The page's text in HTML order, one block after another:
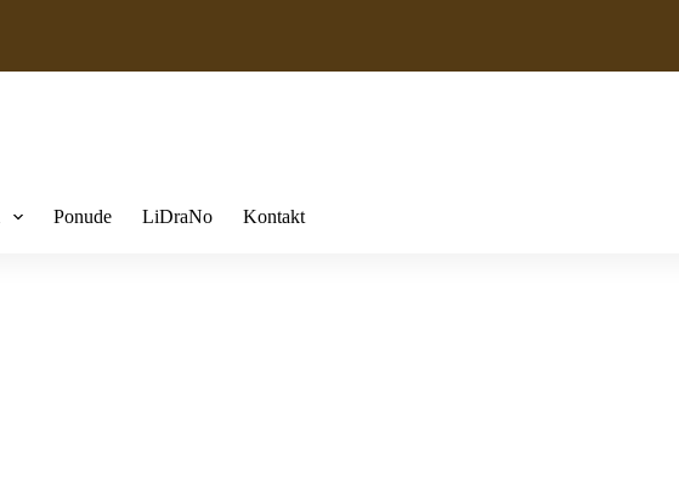
Ponude LiDraNo Kontakt